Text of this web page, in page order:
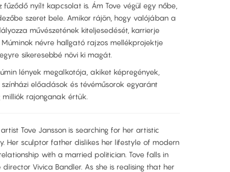
nyílt kapcsolat is. Ám Tove végül egy nőbe,
szeret bele. Amikor rájön, hogy valójában a
művészetének kiteljesedését, karrierje
névre hallgató rajzos mellékprojektje
sikeresebbé növi ki magát.
lények megalkotója, akiket képregények,
előadások és tévéműsorok egyaránt
rajonganak értük.
Tove Jansson is searching for her artistic
Her sculptor father dislikes her lifestyle of modern
with a married politician. Tove falls in
Vivica Bandler. As she is realising that her